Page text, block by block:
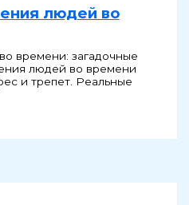
людей во
времени: загадочные
людей во времени
и трепет. Реальные